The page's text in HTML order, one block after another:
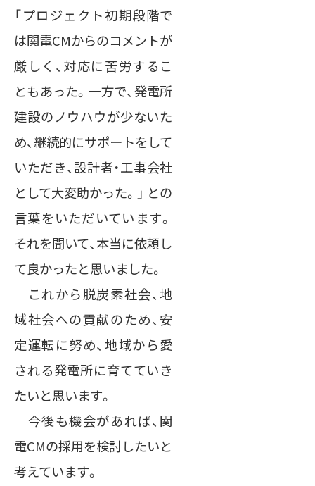
「プロジェクト初期段階で
は関電CMからのコメントが
厳しく、対応に苦労するこ
ともあった。一方で、発電所
建設のノウハウが少ないた
め、継続的にサポートをして
いただき、設計者・工事会社
として大変助かった。」 との
言葉をいただいています。
それを聞いて、本当に依頼し
て良かったと思いました。
これから脱炭素社会、地
域社会への貢献のため、安
定運転に努め、地域から愛
される発電所に育てていき
たいと思います。
今後も機会があれば、関
電CMの採用を検討したいと
考えています。